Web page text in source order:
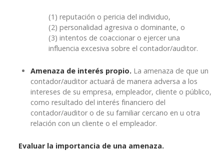
(1) reputación o pericia del individuo,
(2) personalidad agresiva o dominante, o
(3) intentos de coaccionar o ejercer una
influencia excesiva sobre el contador/auditor.
Amenaza de interés propio. La amenaza de que un
contador/auditor actuará de manera adversa a los
intereses de su empresa, empleador, cliente o público,
como resultado del interés financiero del
contador/auditor o de su familiar cercano en u otra
relación con un cliente o el empleador.
Evaluar la importancia de una amenaza.